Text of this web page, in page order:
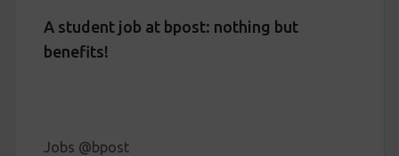
A student job at bpost: nothing but
benefits!
Jobs @bpost